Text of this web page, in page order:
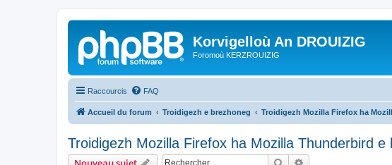
Korvigelloù An DROUIZIG
Foromoù KERZROUIZIG
Raccourcis FAQ
Accueil du forum Troidigezh e brezhoneg Troidigezh Mozilla Firefox ha
Troidigezh Mozilla Firefox ha Mozilla Thunderbird e
Rechercher